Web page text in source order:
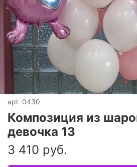
арт. 0430
Композиция из
девочка 13
3 410 руб.